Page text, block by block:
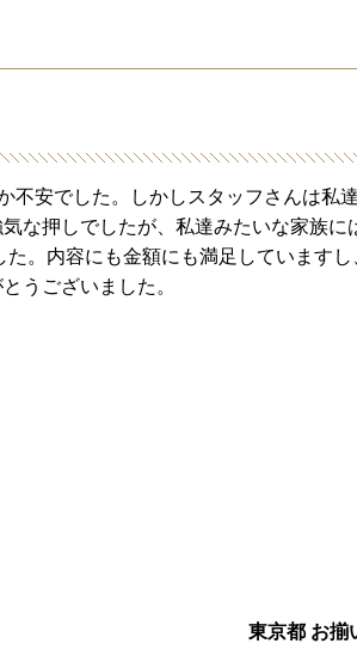
不安でした。しかしスタッフさんは私
な押しでしたが、私達みたいな家族に
。内容にも金額にも満足していますし
うございました。
東京都 お揃